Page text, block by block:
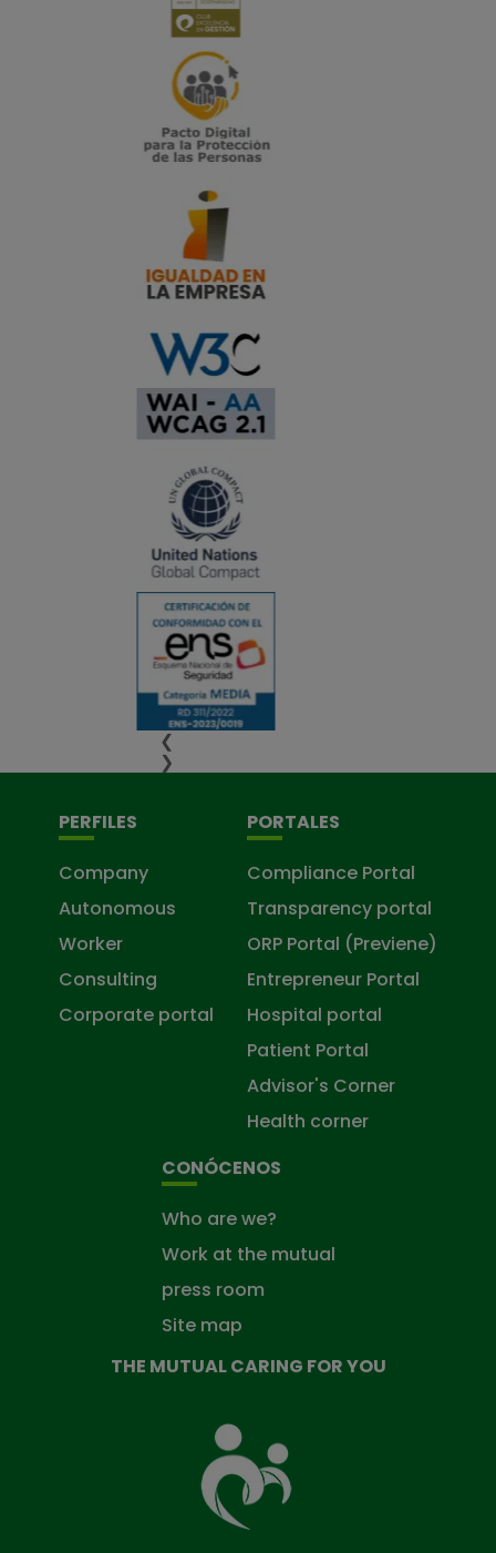
❮
❯
PERFILES
Company
Autonomous
Worker
Consulting
Corporate portal
PORTALES
Compliance Portal
Transparency portal
ORP Portal (Previene)
Entrepreneur Portal
Hospital portal
Patient Portal
Advisor's Corner
Health corner
CONÓCENOS
Who are we?
Work at the mutual
press room
Site map
THE MUTUAL CARING FOR YOU
Mutual
Fund
that
takes